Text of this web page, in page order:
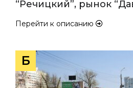
“Речицкий”, рынок
Перейти к описанию
Б